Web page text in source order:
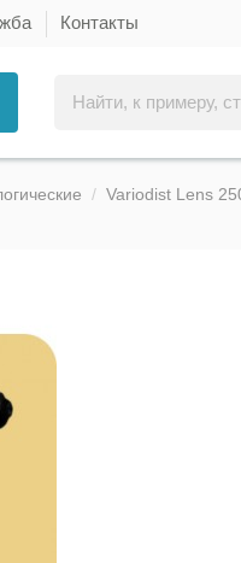
Контакты
Variodist Lens